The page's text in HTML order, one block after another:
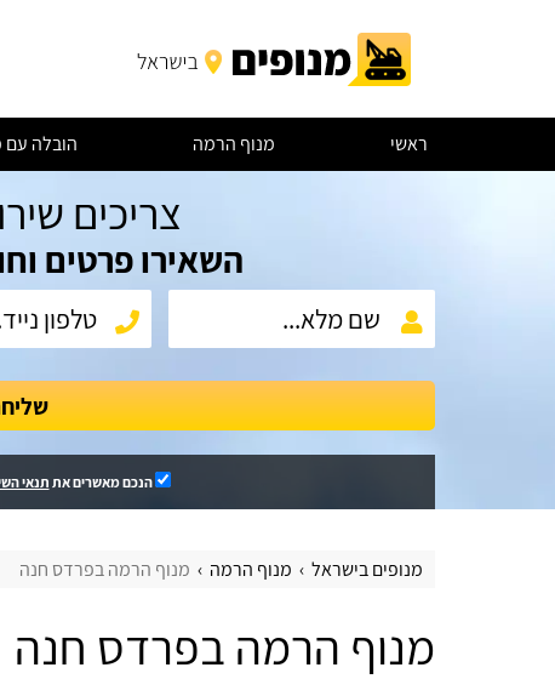
ראשי מנוף הרמה הובלה עם
צריכים
השאירו פרטים
הנכם מאשרים אתתנאי
מנופים בישראל מנוף הרמה מנוף הרמה בפרדס חנה
מנוף הרמה בפרדס חנה